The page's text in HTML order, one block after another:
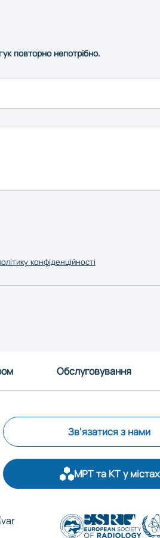
повторно непотрібно.
конфіденційності
Обслуговування
Зв’язатися з нами
МРТ та КТ у містах
Запоріжжя